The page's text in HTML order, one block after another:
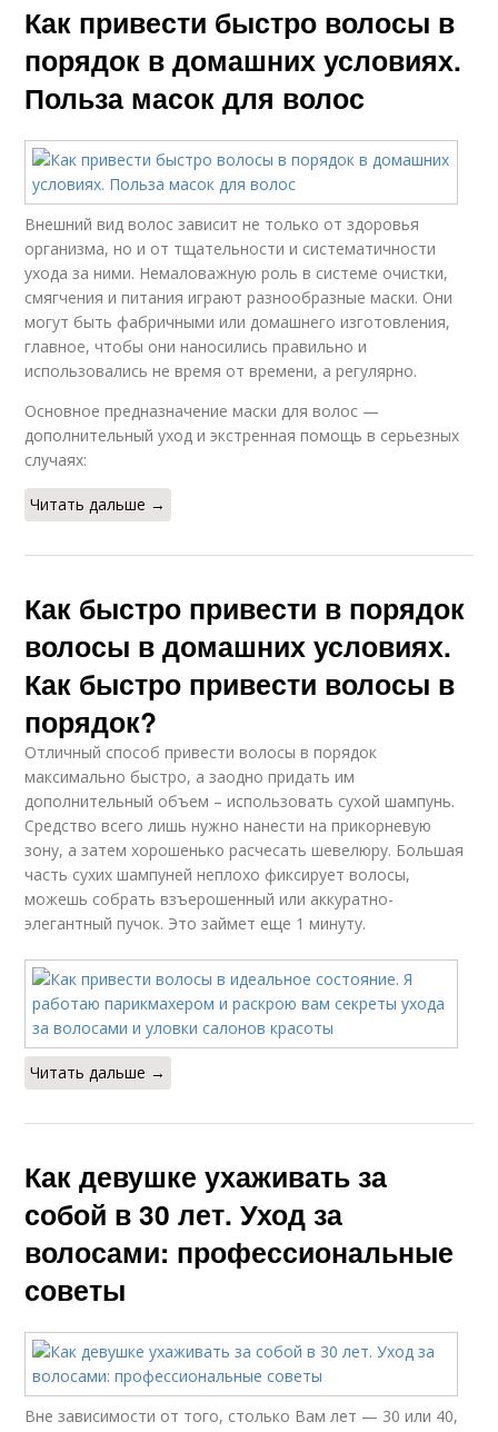
Как привести быстро волосы в
порядок в домашних условиях.
Польза масок для волос
Внешний вид волос зависит не только от здоровья
организма, но и от тщательности и систематичности
ухода за ними. Немаловажную роль в системе очистки,
смягчения и питания играют разнообразные маски. Они
могут быть фабричными или домашнего изготовления,
главное, чтобы они наносились правильно и
использовались не время от времени, а регулярно.
Основное предназначение маски для волос —
дополнительный уход и экстренная помощь в серьезных
случаях:
Читать дальше →
Как быстро привести в порядок
волосы в домашних условиях.
Как быстро привести волосы в
порядок?
Отличный способ привести волосы в порядок
максимально быстро, а заодно придать им
дополнительный объем – использовать сухой шампунь.
Средство всего лишь нужно нанести на прикорневую
зону, а затем хорошенько расчесать шевелюру. Большая
часть сухих шампуней неплохо фиксирует волосы,
можешь собрать взъерошенный или аккуратно-
элегантный пучок. Это займет еще 1 минуту.
Читать дальше →
Как девушке ухаживать за
собой в 30 лет. Уход за
волосами: профессиональные
советы
Вне зависимости от того, столько Вам лет — 30 или 40,